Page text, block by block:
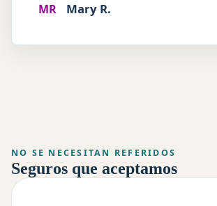
MR Mary R.
NO SE NECESITAN REFERIDOS
Seguros que aceptamos